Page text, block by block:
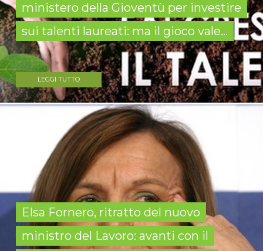
ministero della Gioventù per investire
sui talenti laureati: ma il gioco vale...
LEGGI TUTTO
Elsa Fornero, ritratto del nuovo
ministro del Lavoro: avanti con il